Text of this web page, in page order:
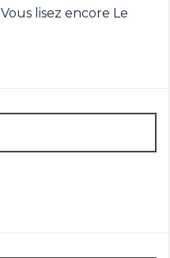
Vous lisez encore Le